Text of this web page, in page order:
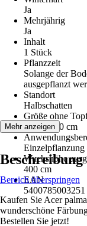
Ja
Mehrjährig
Ja
Inhalt
1 Stück
Pflanzzeit
Solange der
ausgepflanzt
Standort
Halbschatten
Größe ohne
40 cm - 60 cm
Einzelpflanzung
Wuchshöhe
400 cm
EAN
5400785003251
Mehr anzeigen
Beschreibung
Bereich überspringen
Kaufen Sie Acer
wunderschöne
Bestellen Sie jetzt!